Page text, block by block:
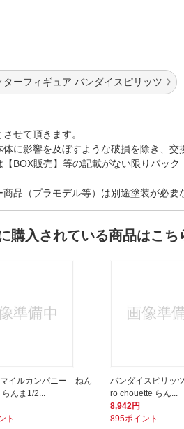
ターフィギュア バンダイスピリッツ
せて頂きます。
に影響を及ぼすような破損を除き、交
BOX販売】等の記載がない限りパッ
品（プラモデル等）は別途塗装が必要
購入されている商品はこち
イルカンパニー ねん
らんま1/2...
ト
バンダイスピリッ
ro chouette らん...
8,942円
895ポイント